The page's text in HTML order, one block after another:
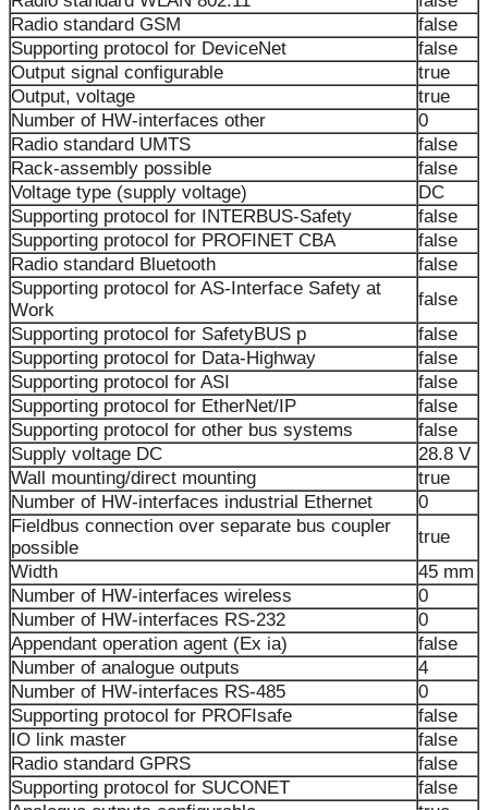
Radio standard GSM
false
Supporting protocol for DeviceNet
false
Output signal configurable
true
Output, voltage
true
Number of HW-interfaces other
0
Radio standard UMTS
false
Rack-assembly possible
false
Voltage type (supply voltage)
DC
Supporting protocol for INTERBUS-Safety
false
Supporting protocol for PROFINET CBA
false
Radio standard Bluetooth
false
Supporting protocol for AS-Interface Safety at
Work
false
Supporting protocol for SafetyBUS p
false
Supporting protocol for Data-Highway
false
Supporting protocol for ASI
false
Supporting protocol for EtherNet/IP
false
Supporting protocol for other bus systems
false
Supply voltage DC
28.8 V
Wall mounting/direct mounting
true
Number of HW-interfaces industrial Ethernet
0
Fieldbus connection over separate bus coupler
possible
true
Width
45 mm
Number of HW-interfaces wireless
0
Number of HW-interfaces RS-232
0
Appendant operation agent (Ex ia)
false
Number of analogue outputs
4
Number of HW-interfaces RS-485
0
Supporting protocol for PROFIsafe
false
IO link master
false
Radio standard GPRS
false
Supporting protocol for SUCONET
false